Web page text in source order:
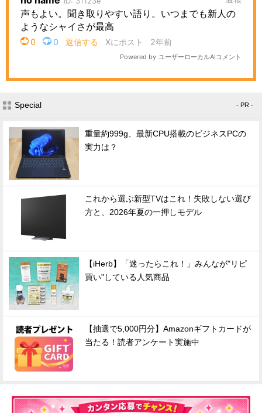
Special - PR -
重量約999g、最新CPU搭載のビジネスPCの
実力は？
これから選ぶ新型TVはこれ！失敗しない選び
方と、2026年夏の一押しモデル
【iHerb】「迷ったらこれ！」みんなが"リピ
買い"している人気商品
【抽選で5,000円分】Amazonギフトカードが
当たる！読者アンケート実施中